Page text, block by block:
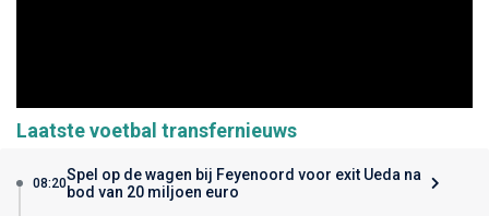
Laatste voetbal transfernieuws
08:20Spel op de wagen bij Feyenoord voor exit Ueda na
bod van 20 miljoen euro